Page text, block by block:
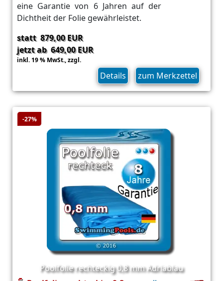
eine Garantie von 6 Jahren auf der
Dichtheit der Folie gewährleistet.
statt 879,00 EUR
jetzt ab 649,00 EUR
inkl. 19 % MwSt.,zzgl.
Details zum Merkzettel
-27%
Poolfolie rechteckig 0,8 mm Adriablau